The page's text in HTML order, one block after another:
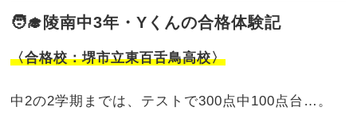
🧑‍🎓陵南中3年・Yくんの合格体験記
〈合格校：堺市立東百舌鳥高校〉
中2の2学期までは、テストで300点中100点台…。